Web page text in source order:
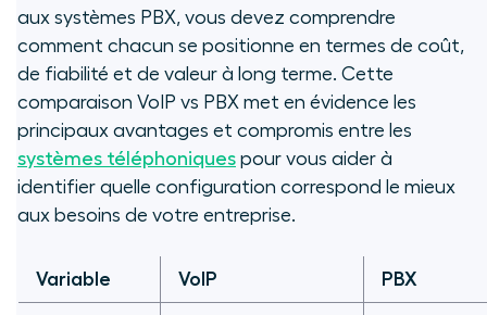
aux systèmes PBX, vous devez comprendre
comment chacun se positionne en termes de coût,
de fiabilité et de valeur à long terme. Cette
comparaison VoIP vs PBX met en évidence les
principaux avantages et compromis entre les
systèmes téléphoniques pour vous aider à
identifier quelle configuration correspond le mieux
aux besoins de votre entreprise.
Variable VoIP PBX